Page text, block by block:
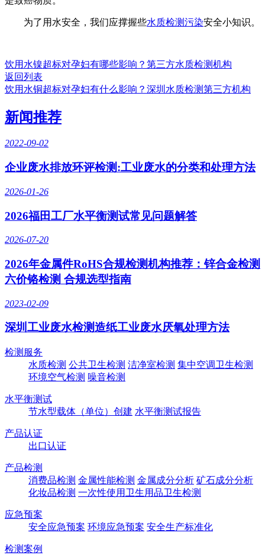
为了用水安全，我们应撑握些水质检测污染安全小知识。
饮用水镍超标对孕妇有哪些影响？第三方水质检测机构
返回列表
饮用水铜超标对孕妇有什么影响？深圳水质检测第三方机构
新闻推荐
2022-09-02
企业废水排放环评检测:工业废水的分类和处理方法
2026-01-26
2026福田工厂水平衡测试常见问题解答
2026-07-20
2026年金属件RoHS合规检测机构推荐：锌合金检测
六价铬检测 合规选型指南
2023-02-09
深圳工业废水检测造纸工业废水厌氧处理方法
检测服务
水质检测 公共卫生检测 洁净室检测 集中空调卫生检测
环境空气检测 噪音检测
水平衡测试
节水型载体（单位）创建 水平衡测试报告
产品认证
出口认证
产品检测
消费品检测 金属性能检测 金属成分分析 矿石成分分析
化妆品检测 一次性使用卫生用品卫生检测
应急预案
安全应急预案 环境应急预案 安全生产标准化
检测案例